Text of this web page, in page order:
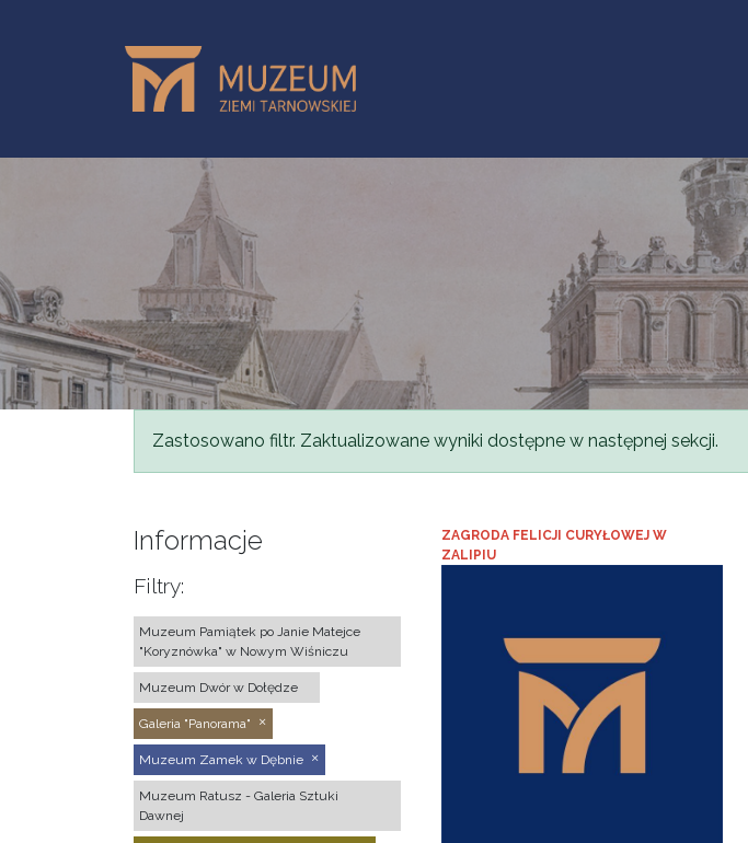
Komunikat
Zastosowano filtr. Zaktualizowane wyniki dostępne w następnej sekcji.
Informacje
Filtry:
Muzeum Pamiątek po Janie Matejce
"Koryznówka" w Nowym Wiśniczu
Muzeum Dwór w Dołędze
Galeria "Panorama"
Muzeum Zamek w Dębnie
Muzeum Ratusz - Galeria Sztuki
Dawnej
ZAGRODA FELICJI CURYŁOWEJ W
ZALIPIU